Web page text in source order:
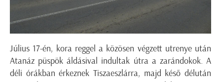
Július 17-én, kora reggel a közösen végzett utrenye után
Atanáz püspök áldásival indultak útra a zarándokok. A
déli órákban érkeznek Tiszaeszlárra, majd késő délután